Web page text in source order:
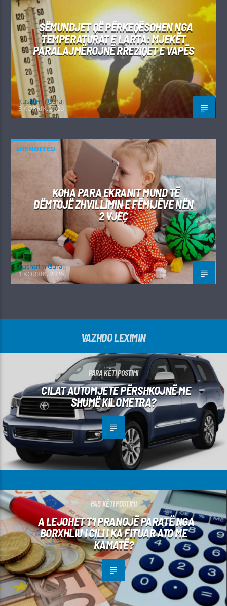
SËMUNDJET QË PËRKEQËSOHEN NGA
TEMPERATURAT E LARTA: MJEKËT
PARALAJMËROJNË RREZIQET E VAPËS
Kushtrim Guraj
3 KORRIK, 2026
SHËNDETËSI
KOHA PARA EKRANIT MUND TË
DËMTOJË ZHVILLIMIN E FËMIJËVE NËN
2 VJEÇ
Kushtrim Guraj
1 KORRIK, 2026
VAZHDO LEXIMIN
PARA KËTI POSTIMI
CILAT AUTOMJETE PËRSHKOJNË ME
SHUMË KILOMETRA?
PAS KËTI POSTIMI
A LEJOHET T’I PRANOJË PARATË NGA
BORXHLIU I CILI I KA FITUAR ATO ME
KAMATË?